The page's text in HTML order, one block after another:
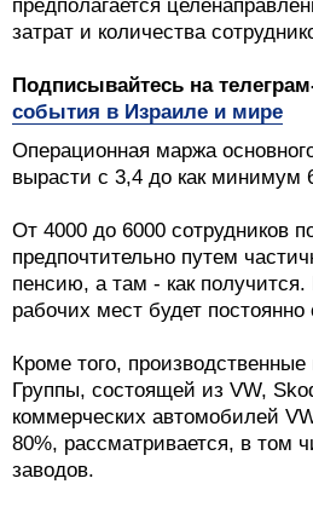
предполагается
затрат и количества
Подписывайтесь на
события в Израиле и мире
Операционная маржа
вырасти с 3,4 до как минимум
От 4000 до 6000 сотрудников
предпочтительно путем
пенсию, а там - как
рабочих мест будет постоянно
Кроме того,
Группы, состоящей из VW,
коммерческих автомобилей
80%, рассматривается, в том
заводов.